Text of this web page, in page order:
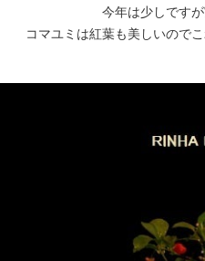
今年は少しです
コマユミは紅葉も美しいので